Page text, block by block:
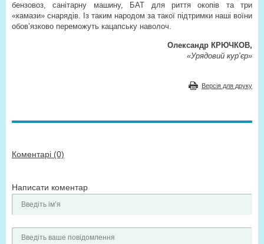
бензовоз, санітарну машину, БАТ для риття окопів та три
«камази» снарядів. Із таким народом за такої підтримки наші воїни
обов’язково переможуть кацапську наволоч.
Олександр КРЮЧКОВ,
«Урядовий кур’єр»
Версія для друку
Коментарі (0)
Написати коментар